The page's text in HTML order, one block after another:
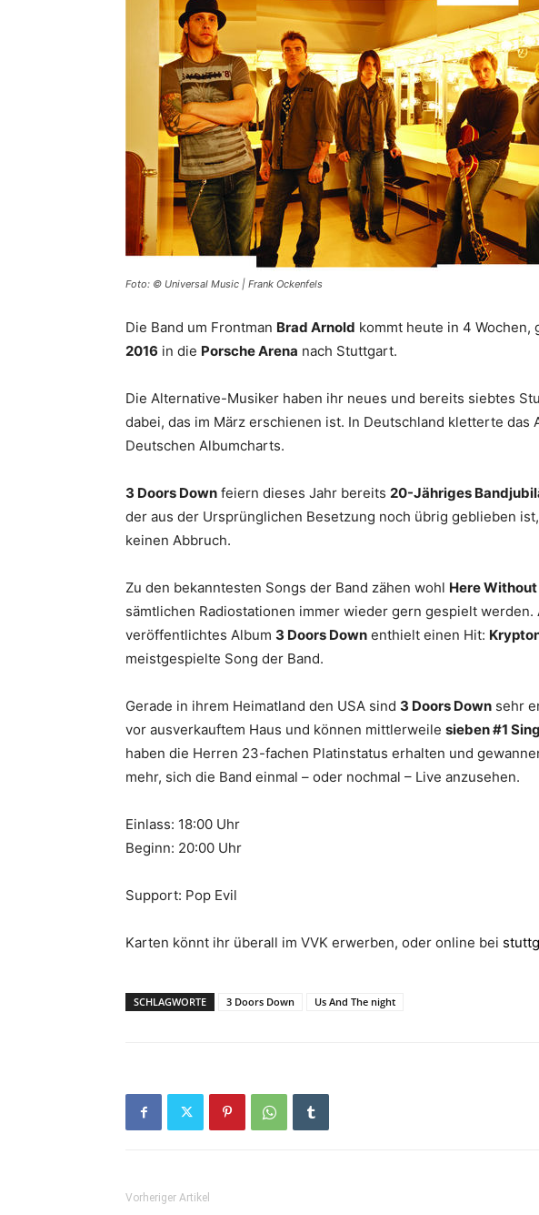
Foto: © Universal Music | Frank Ockenfels
Die Band um Frontman Brad Arnold kommt heute in 4 Wochen,
2016 in die Porsche Arena nach Stuttgart.
Die Alternative-Musiker haben ihr neues und bereits siebtes
dabei, das im März erschienen ist. In Deutschland kletterte das
Deutschen Albumcharts.
3 Doors Down feiern dieses Jahr bereits 20-Jähriges
der aus der Ursprünglichen Besetzung noch übrig geblieben
keinen Abbruch.
Zu den bekanntesten Songs der Band zähen wohl Here Without
sämtlichen Radiostationen immer wieder gern gespielt werden.
veröffentlichtes Album 3 Doors Down enthielt einen Hit:
meistgespielte Song der Band.
Gerade in ihrem Heimatland den USA sind 3 Doors Down sehr
vor ausverkauftem Haus und können mittlerweile sieben #1
haben die Herren 23-fachen Platinstatus erhalten und
mehr, sich die Band einmal – oder nochmal – Live anzusehen.
Einlass: 18:00 Uhr
Beginn: 20:00 Uhr
Support: Pop Evil
Karten könnt ihr überall im VVK erwerben, oder online bei
SCHLAGWORTE 3 Doors Down Us And The night
Vorheriger Artikel